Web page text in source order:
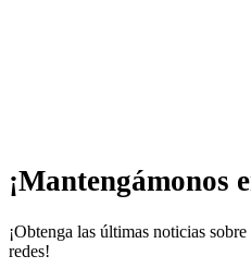
¡Mantengámonos
¡Obtenga las últimas noticias
redes!